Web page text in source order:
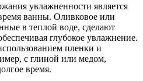
увлажненности является
ванны. Оливковое или
в теплой воде, сделают
глубокое увлажнение.
пленки и
с глиной или медом,
время.